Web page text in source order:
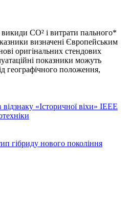
СО² і витрати пального*
визначені Європейським
оригінальних стендових
показники можуть
географічного положення,
«Історичної віхи» IEEE
гібриду нового покоління